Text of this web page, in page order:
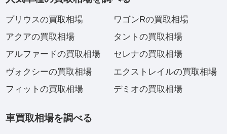
プリウスの買取相場
アクアの買取相場
アルファードの買取相場
ヴォクシーの買取相場
フィットの買取相場
ワゴンRの買取相場
タントの買取相場
セレナの買取相場
エクストレイルの買取相場
デミオの買取相場
車買取相場を調べる